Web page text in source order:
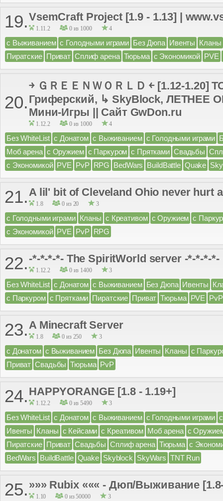
19.VsemCraft Project [1.9 - 1.13] |
1.11.2 0 из 1000 4
с Выживанием с Голодными играми Без Дюпа Ивенты Кланы
Пиратские Приват Сплиф арена Тюрьма с Экономикой PVE
20.
￫ ＧＲＥＥＮＷＯＲＬＤ ￩ [1.12-
Гриферский, ↳ SkyBlock, ЛЕТНЕЕ
Мини-Игры || Сайт GwDon.ru
1.12.2 0 из 1000 4
Без WhiteList с Донатом с Выживанием с Голодными играми
Моб арена с Оружием с Паркуром с Прятками Свадьбы
с Экономикой PVE PvP RPG BedWars BuildBattle Quake
21.A lil' bit of Cleveland Ohio never hurt
1.8 0 из 20 3
с Голодными играми Кланы с Креативом с Оружием с
с Экономикой PVE PvP RPG
22. -*-*-*-*- The SpiritWorld server -*-*-*-*-
1.12.2 0 из 1400 3
Без WhiteList с Донатом с Выживанием Без Дюпа Ивенты
с Паркуром с Прятками Пиратские Приват Тюрьма PVE PvP
23.A Minecraft Server
1.8 0 из 250 3
с Донатом с Выживанием Без Дюпа Ивенты Кланы с
Приват Свадьбы Тюрьма PvP
24. HAPPYORANGE [1.8 - 1.19+]
1.12.2 0 из 5490 3
Без WhiteList с Донатом с Выживанием с Голодными играми
Ивенты Кланы с Кейсами с Креативом Моб арена с
Пиратские Приват Свадьбы Сплиф арена Тюрьма с
BedWars BuildBattle Quake Skyblock SkyWars TNT Run
25. »»» Rubix ««« - Дюп/Выживание
1.10 0 из 50000 3